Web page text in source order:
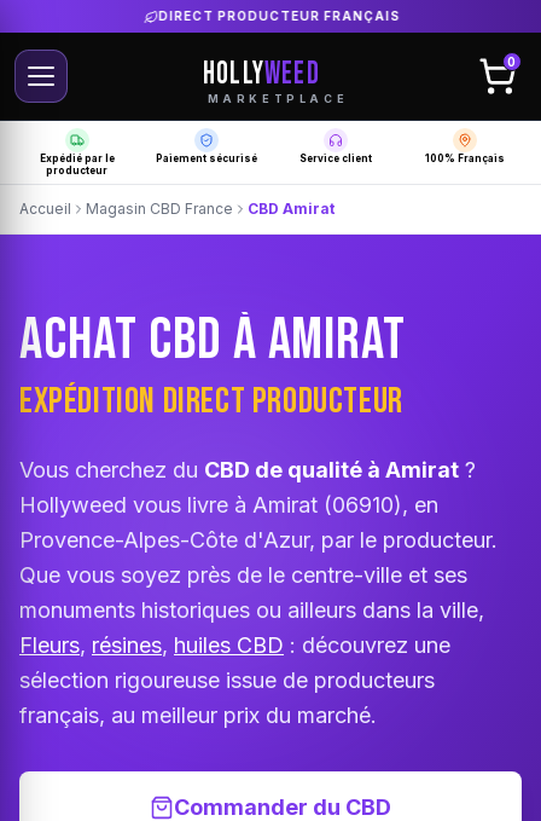
LIVRAISON GRATUITE SELON PRODUCTEUR
HOLLYWEED
MARKETPLACE
0
Expédié par le
producteur
Paiement sécurisé Service client 100% Français
Accueil Magasin CBD France CBD Amirat
ACHAT CBD À AMIRAT
EXPÉDITION DIRECT PRODUCTEUR
Vous cherchez du CBD de qualité à Amirat ?
Hollyweed vous livre à Amirat (06910), en
Provence-Alpes-Côte d'Azur, par le producteur.
Que vous soyez près de le centre-ville et ses
monuments historiques ou ailleurs dans la ville,
Fleurs, résines, huiles CBD : découvrez une
sélection rigoureuse issue de producteurs
français, au meilleur prix du marché.
Commander du CBD